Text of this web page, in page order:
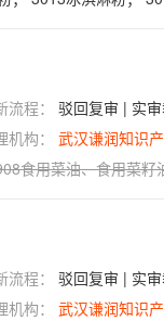
流程： 驳回复审 | 实
机构： 武汉谦润知识
食用菜油、食用菜籽
流程： 驳回复审 | 实
机构： 武汉谦润知识